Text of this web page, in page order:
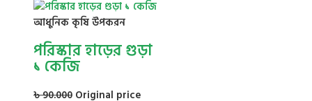
আধুনিক কৃষি উপকরন
পরিস্কার হাড়ের গুড়া
১ কেজি
৳90.000 Original price